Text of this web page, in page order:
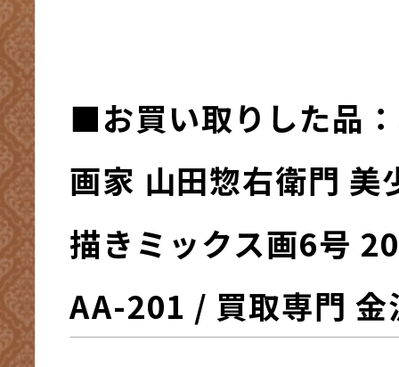
■お買い取りした品
画家 山田惣右衛門 美
描きミックス画6号
AA-201 / 買取専門 金